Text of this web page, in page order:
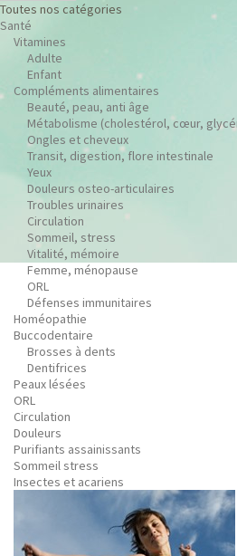
Toutes nos catégories
Santé
Vitamines
Adulte
Enfant
Compléments alimentaires
Beauté, peau, anti âge
Métabolisme (cholestérol, cœur,
Ongles et cheveux
Transit, digestion, flore intestinale
Yeux
Douleurs osteo-articulaires
Troubles urinaires
Circulation
Sommeil, stress
Vitalité, mémoire
Femme, ménopause
ORL
Défenses immunitaires
Homéopathie
Buccodentaire
Brosses à dents
Dentifrices
Peaux lésées
ORL
Circulation
Douleurs
Purifiants assainissants
Sommeil stress
Insectes et acariens